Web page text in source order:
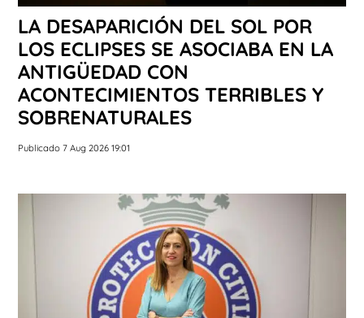
LA DESAPARICIÓN DEL SOL POR
LOS ECLIPSES SE ASOCIABA EN LA
ANTIGÜEDAD CON
ACONTECIMIENTOS TERRIBLES Y
SOBRENATURALES
Publicado 7 Aug 2026 19:01